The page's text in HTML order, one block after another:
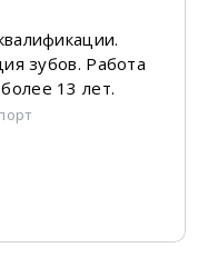
зубов. Работа
13 лет.